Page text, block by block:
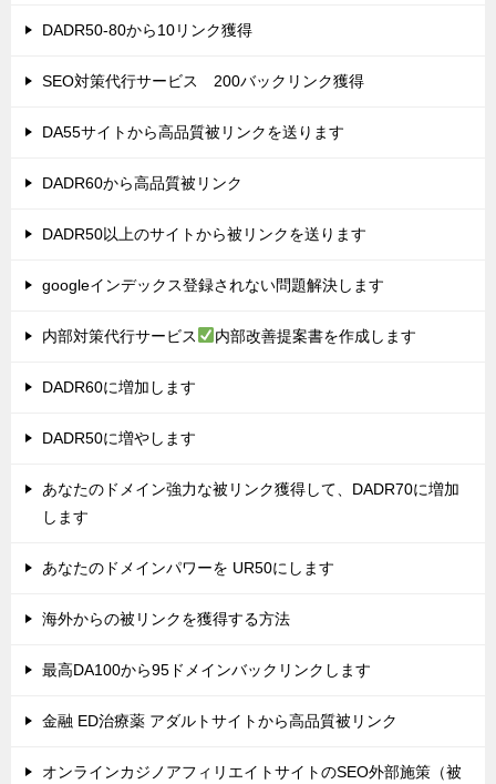
DADR50-80から10リンク獲得
SEO対策代行サービス 200バックリンク獲得
DA55サイトから高品質被リンクを送ります
DADR60から高品質被リンク
DADR50以上のサイトから被リンクを送ります
googleインデックス登録されない問題解決します
内部対策代行サービス 内部改善提案書を作成します
DADR60に増加します
DADR50に増やします
あなたのドメイン強力な被リンク獲得して、DADR70に増加
します
あなたのドメインパワーを UR50にします
海外からの被リンクを獲得する方法
最高DA100から95ドメインバックリンクします
金融 ED治療薬 アダルトサイトから高品質被リンク
オンラインカジノアフィリエイトサイトのSEO外部施策（被